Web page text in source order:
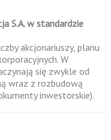
S.A. w standardzie
akcjonariuszy, planu
W
się zwykle od
wraz z rozbudową
inwestorskie).